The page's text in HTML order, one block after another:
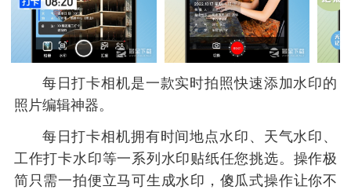
每日打卡相机是一款实时拍照快速添加水印的
照片编辑神器。
每日打卡相机拥有时间地点水印、天气水印、
工作打卡水印等一系列水印贴纸任您挑选。操作极
简只需一拍便立马可生成水印，傻瓜式操作让你不